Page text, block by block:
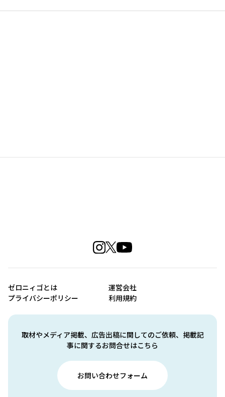
取材やメディア掲載、広告出稿に関してのご依頼、掲載記
事に関するお問合せはこちら
お問い合わせフォーム
ゼロニィゴとは
運営会社
プライバシーポリシー
利用規約